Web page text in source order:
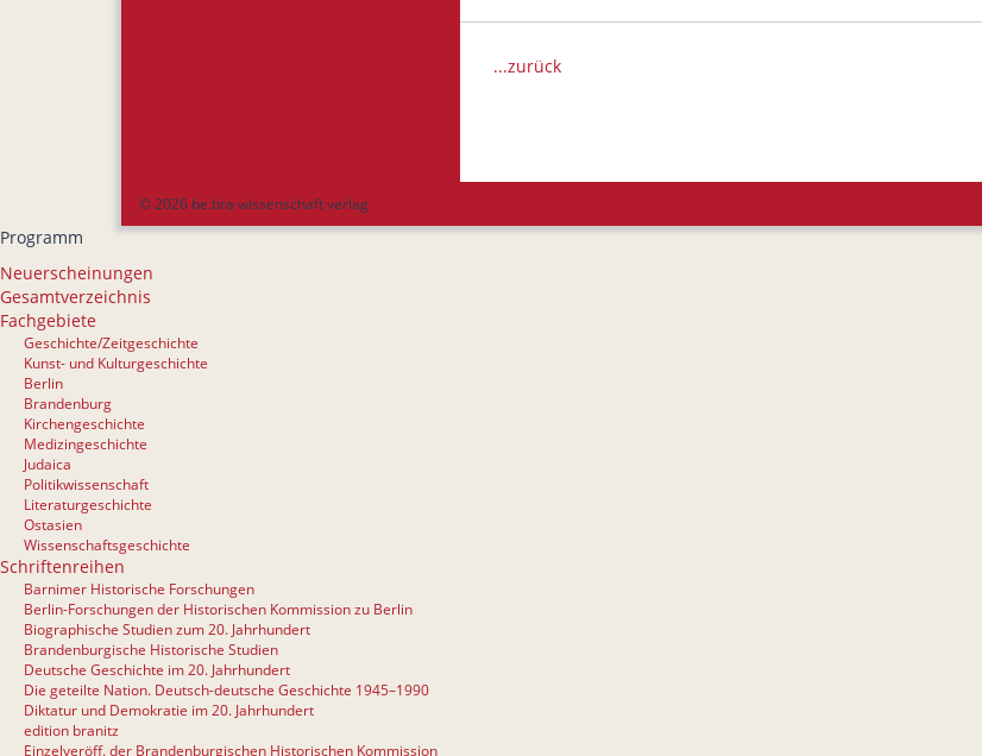
...zurück
© 2026 be.bra wissenschaft verlag
Programm
Neuerscheinungen
Gesamtverzeichnis
Fachgebiete
Geschichte/Zeitgeschichte
Kunst- und Kulturgeschichte
Berlin
Brandenburg
Kirchengeschichte
Medizingeschichte
Judaica
Politikwissenschaft
Literaturgeschichte
Ostasien
Wissenschaftsgeschichte
Schriftenreihen
Barnimer Historische Forschungen
Berlin-Forschungen der Historischen Kommission zu Berlin
Biographische Studien zum 20. Jahrhundert
Brandenburgische Historische Studien
Deutsche Geschichte im 20. Jahrhundert
Die geteilte Nation. Deutsch-deutsche Geschichte 1945–1990
Diktatur und Demokratie im 20. Jahrhundert
edition branitz
Einzelveröff. der Brandenburgischen Historischen Kommission